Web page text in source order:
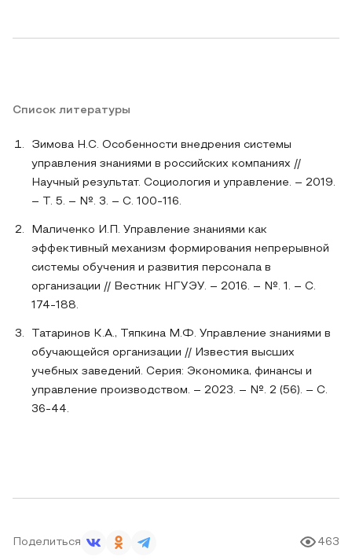
Список литературы
Зимова Н.С. Особенности внедрения системы
управления знаниями в российских компаниях //
Научный результат. Социология и управление. – 2019.
– Т. 5. – №. 3. – С. 100-116.
Маличенко И.П. Управление знаниями как
эффективный механизм формирования непрерывной
системы обучения и развития персонала в
организации // Вестник НГУЭУ. – 2016. – №. 1. – С.
174-188.
Татаринов К.А., Тяпкина М.Ф. Управление знаниями в
обучающейся организации // Известия высших
учебных заведений. Серия: Экономика, финансы и
управление производством. – 2023. – №. 2 (56). – С.
36-44.
Поделиться 463